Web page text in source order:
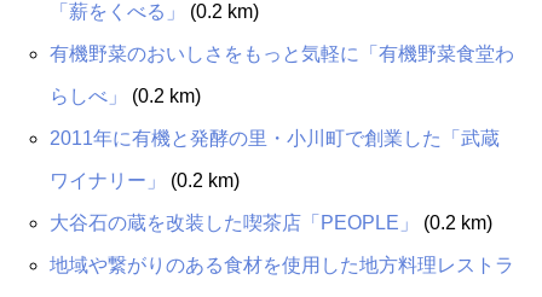
「薪をくべる」 (0.2 km)
有機野菜のおいしさをもっと気軽に「有機野菜食堂わ
らしべ」 (0.2 km)
2011年に有機と発酵の里・小川町で創業した「武蔵
ワイナリー」 (0.2 km)
大谷石の蔵を改装した喫茶店「PEOPLE」 (0.2 km)
地域や繋がりのある食材を使用した地方料理レストラ